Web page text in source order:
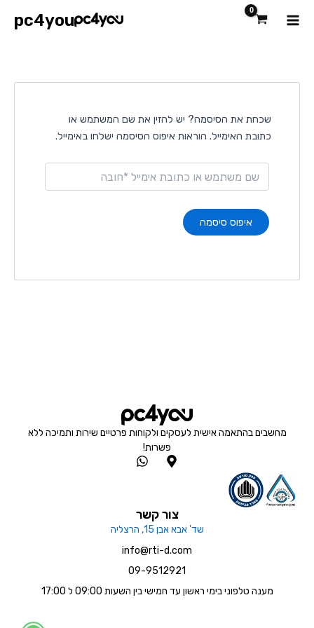
לתוכן
Main
pc4you
שכחת את הסיסמה? יש להזין את שם המשתמש או
כתובת האימייל. הוראות איפוס הסיסמה ישלחו באימייל.
איפוס סיסמה
מחשבים בהתאמה אישית לעסקים ולקוחות פרטיים שירות ותמיכה ללא
פשרות!
M
m
a
r
k
r
-
a
W
s
a
p
p
צור קשר
שד' אבא אבן 15, הרצליה
info@rti-d.com
09-9512921
מענה טלפוני בימי ראשון עד חמישי בין השעות 09:00 ל 17:00